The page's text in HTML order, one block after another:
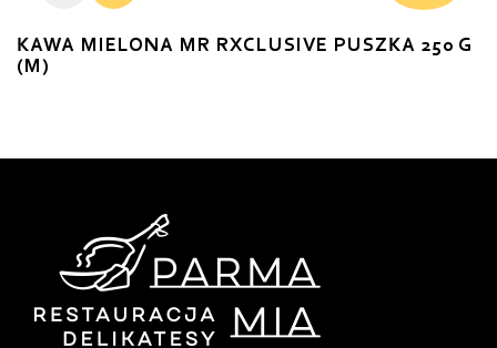
KAWA MIELONA MR RXCLUSIVE PUSZKA 250 G
(M)